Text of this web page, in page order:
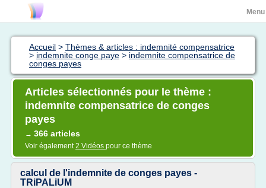
Menu
Accueil > Thèmes & articles : indemnité compensatrice
> indemnite conge paye > indemnite compensatrice de
conges payes
Articles sélectionnés pour le thème :
indemnite compensatrice de conges
payes
→ 366 articles
Voir également2 Vidéos pour ce thème
calcul de l'indemnite de conges payes -
TRiPALiUM